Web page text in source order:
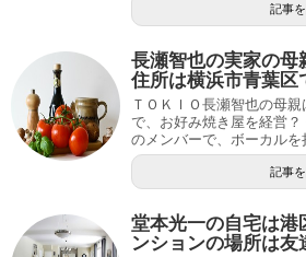
記事
長瀬智也の実家の母
住所は横浜市青葉区
ＴＯＫＩＯ長瀬智也の母
で、お好み焼き屋を経営
のメンバーで、ボーカルを
記事
堂本光一の自宅は港
ンションの場所は友